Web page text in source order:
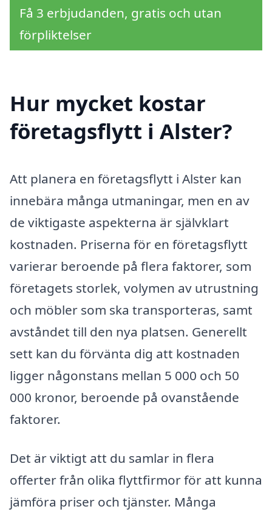
Få 3 erbjudanden, gratis och utan
förpliktelser
Hur mycket kostar
företagsflytt i Alster?
Att planera en företagsflytt i Alster kan
innebära många utmaningar, men en av
de viktigaste aspekterna är självklart
kostnaden. Priserna för en företagsflytt
varierar beroende på flera faktorer, som
företagets storlek, volymen av utrustning
och möbler som ska transporteras, samt
avståndet till den nya platsen. Generellt
sett kan du förvänta dig att kostnaden
ligger någonstans mellan 5 000 och 50
000 kronor, beroende på ovanstående
faktorer.
Det är viktigt att du samlar in flera
offerter från olika flyttfirmor för att kunna
jämföra priser och tjänster. Många